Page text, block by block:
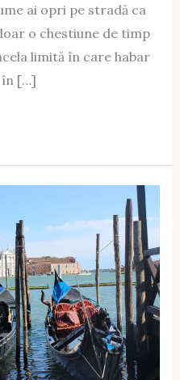
ai opri pe stradă ca
o chestiune de timp
limită în care habar
în […]